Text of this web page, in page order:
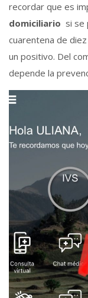
recordar que es
domiciliario si se
cuarentena de
un positivo. Del
depende la